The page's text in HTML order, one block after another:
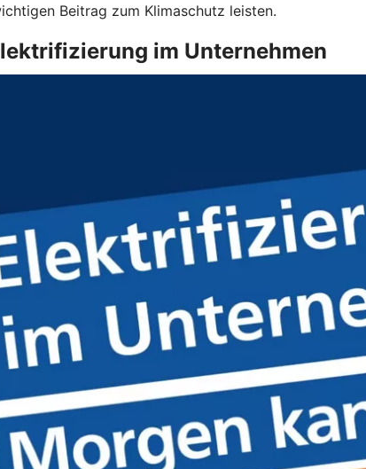
Beitrag zum Klimaschutz leisten.
im Unternehmen